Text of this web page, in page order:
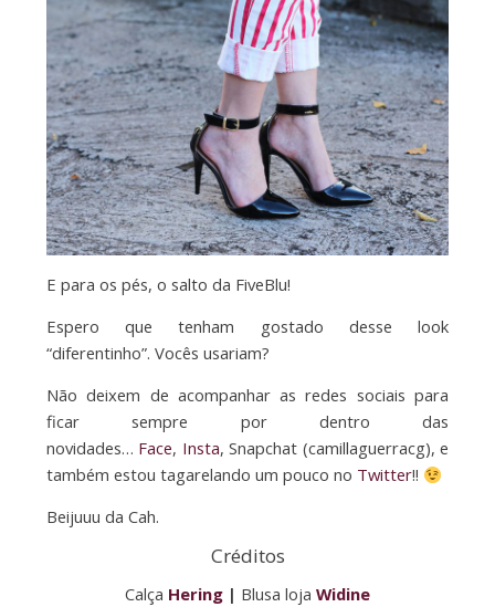
E para os pés, o salto da FiveBlu!
Espero que tenham gostado desse look
“diferentinho”. Vocês usariam?
Não deixem de acompanhar as redes sociais para
ficar sempre por dentro das
novidades… Face, Insta, Snapchat (camillaguerracg), e
também estou tagarelando um pouco no Twitter!!
Beijuuu da Cah.
Créditos
Calça Hering | Blusa loja Widine